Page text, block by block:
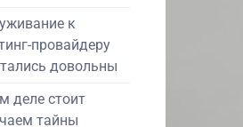
к
провайдеру
довольны
деле стоит
тайны